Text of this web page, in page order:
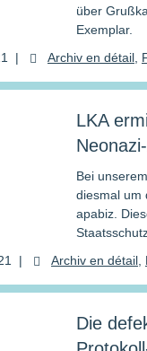
über
Exemplar.
| Archiv en dé­tail
LKA
Bei
diesmal um
apabiz.
| Archiv en dé­tail
Die